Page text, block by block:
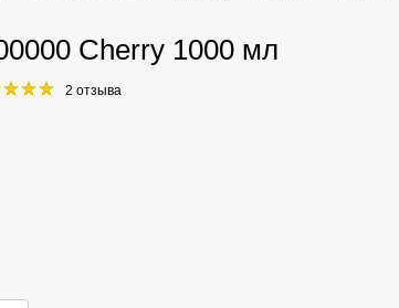
Cherry 1000 мл
2 отзыва